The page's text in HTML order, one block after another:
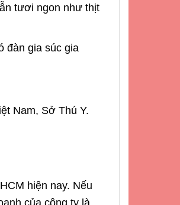
tươi ngon như thịt
đàn gia súc gia
Nam, Sở Thú Y.
hiện nay. Nếu
của công ty là